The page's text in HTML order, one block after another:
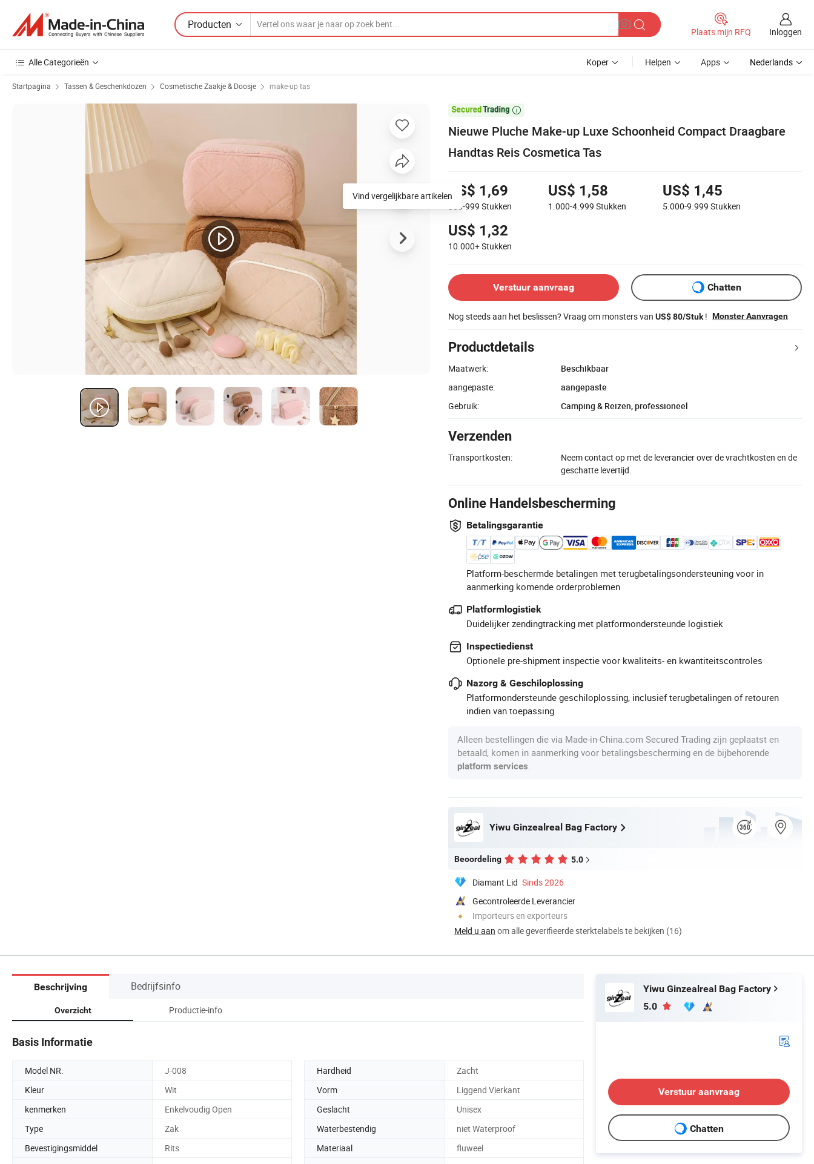
Producten
Plaats mijn RFQ Inloggen
Alle Categorieën Koper Helpen Apps Nederlands
Startpagina Tassen & Geschenkdozen Cosmetische Zaakje & Doosje make-up tas

Nieuwe Pluche Make-up Luxe Schoonheid Compact Draagbare
Handtas Reis Cosmetica Tas
US$ 1,69
300-999 Stukken
US$ 1,58
1.000-4.999 Stukken
US$ 1,45
5.000-9.999 Stukken
US$ 1,32
10.000+Stukken
Verstuur aanvraag Chatten
Nog steeds aan het beslissen? Vraag om monsters van US$ 80/Stuk! Monster Aanvragen
Productdetails
Maatwerk:
Beschikbaar
aangepaste:
aangepaste
Gebruik:
Camping & Reizen, professioneel
Verzenden
Transportkosten:
Neem contact op met de leverancier over de vrachtkosten en de
geschatte levertijd.
Online Handelsbescherming
Betalingsgarantie
Platform-beschermde betalingen met terugbetalingsondersteuning voor in
aanmerking komende orderproblemen
Platformlogistiek
Duidelijker zendingtracking met platformondersteunde logistiek
Inspectiedienst
Optionele pre-shipment inspectie voor kwaliteits- en kwantiteitscontroles
Nazorg & Geschiloplossing
Platformondersteunde geschiloplossing, inclusief terugbetalingen of retouren
indien van toepassing
Alleen bestellingen die via Made-in-China.com Secured Trading zijn geplaatst en
betaald, komen in aanmerking voor betalingsbescherming en de bijbehorende
platform services
Yiwu Ginzealreal Bag Factory
Beoordeling 5.0
Diamant Lid Sinds 2026
Gecontroleerde Leverancier
Importeurs en exporteurs
Meld u aan om alle geverifieerde sterktelabels te bekijken (16)
Vind vergelijkbare artikelen
Beschrijving Bedrijfsinfo
Overzicht Productie-info
Basis Informatie
Model NR. J-008 Hardheid
Zacht
Kleur
Wit Vorm
Liggend Vierkant
kenmerken
Enkelvoudig Open Geslacht
Unisex
Type
Zak Waterbestendig
niet Waterproof
Bevestigingsmiddel
Rits Materiaal fluweel
Yiwu Ginzealreal Bag Factory
5.0
Verstuur aanvraag
Chatten